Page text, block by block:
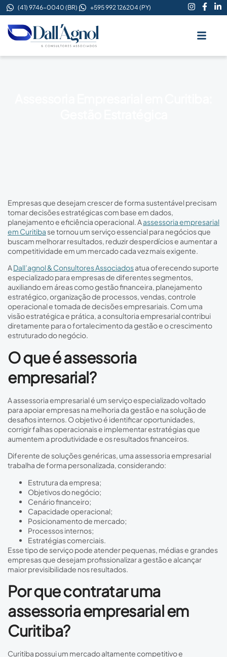
(41) 9746-0040 (BR) +595 992 126204 (PY)
Empresas que desejam crescer de forma sustentável precisam
tomar decisões estratégicas com base em dados,
planejamento e eficiência operacional. Aassessoria empresarial
em Curitibase tornou um serviço essencial para negócios que
buscam melhorar resultados, reduzir desperdícios e aumentar a
competitividade em um mercado cada vez mais exigente.
ADall’agnol & Consultores Associadosatua oferecendo suporte
especializado para empresas de diferentes segmentos,
auxiliando em áreas como gestão financeira, planejamento
estratégico, organização de processos, vendas, controle
operacional e tomada de decisões empresariais. Com uma
visão estratégica e prática, a consultoria empresarial contribui
diretamente para o fortalecimento da gestão e o crescimento
estruturado do negócio.
O que é assessoria
empresarial?
A assessoria empresarial é um serviço especializado voltado
para apoiar empresas na melhoria da gestão e na solução de
desafios internos. O objetivo é identificar oportunidades,
corrigir falhas operacionais e implementar estratégias que
aumentem a produtividade e os resultados financeiros.
Diferente de soluções genéricas, uma assessoria empresarial
trabalha de forma personalizada, considerando:
Estrutura da empresa;
Objetivos do negócio;
Cenário financeiro;
Capacidade operacional;
Posicionamento de mercado;
Processos internos;
Estratégias comerciais.
Esse tipo de serviço pode atender pequenas, médias e grandes
empresas que desejam profissionalizar a gestão e alcançar
maior previsibilidade nos resultados.
Por que contratar uma
assessoria empresarial em
Curitiba?
Curitiba possui um mercado altamente competitivo e